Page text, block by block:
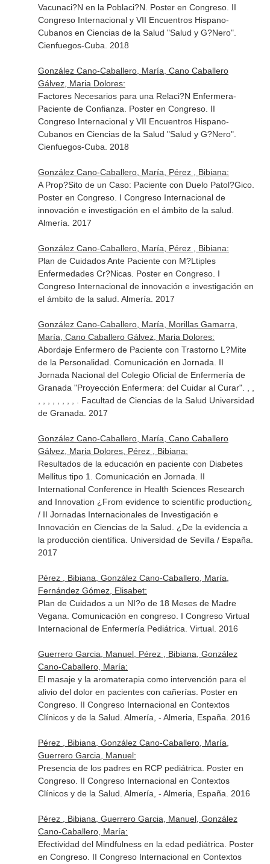
Vacunaci?N en la Poblaci?N. Poster en Congreso. II
Congreso Internacional y VII Encuentros Hispano-
Cubanos en Ciencias de la Salud "Salud y G?Nero".
Cienfuegos-Cuba. 2018
González Cano-Caballero, María, Cano Caballero
Gálvez, Maria Dolores:
Factores Necesarios para una Relaci?N Enfermera-
Paciente de Confianza. Poster en Congreso. II
Congreso Internacional y VII Encuentros Hispano-
Cubanos en Ciencias de la Salud "Salud y G?Nero".
Cienfuegos-Cuba. 2018
González Cano-Caballero, María, Pérez , Bibiana:
A Prop?Sito de un Caso: Paciente con Duelo Patol?Gico.
Poster en Congreso. I Congreso Internacional de
innovación e investigación en el ámbito de la salud.
Almería. 2017
González Cano-Caballero, María, Pérez , Bibiana:
Plan de Cuidados Ante Paciente con M?Ltiples
Enfermedades Cr?Nicas. Poster en Congreso. I
Congreso Internacional de innovación e investigación en
el ámbito de la salud. Almería. 2017
González Cano-Caballero, María, Morillas Gamarra,
María, Cano Caballero Gálvez, Maria Dolores:
Abordaje Enfermero de Paciente con Trastorno L?Mite
de la Personalidad. Comunicación en Jornada. II
Jornada Nacional del Colegio Oficial de Enfermería de
Granada "Proyección Enfermera: del Cuidar al Curar". , ,
, , , , , , , , . Facultad de Ciencias de la Salud Universidad
de Granada. 2017
González Cano-Caballero, María, Cano Caballero
Gálvez, Maria Dolores, Pérez , Bibiana:
Resultados de la educación en paciente con Diabetes
Mellitus tipo 1. Comunicación en Jornada. II
International Conference in Health Sciences Research
and Innovation ¿From evidence to scientific production¿
/ II Jornadas Internacionales de Investigación e
Innovación en Ciencias de la Salud. ¿De la evidencia a
la producción científica. Universidad de Sevilla / España.
2017
Pérez , Bibiana, González Cano-Caballero, María,
Fernández Gómez, Elisabet:
Plan de Cuidados a un NI?o de 18 Meses de Madre
Vegana. Comunicación en congreso. I Congreso Virtual
Internacional de Enfermería Pediátrica. Virtual. 2016
Guerrero Garcia, Manuel, Pérez , Bibiana, González
Cano-Caballero, María:
El masaje y la aromaterapia como intervención para el
alivio del dolor en pacientes con cañerías. Poster en
Congreso. II Congreso Internacional en Contextos
Clínicos y de la Salud. Almería, - Almeria, España. 2016
Pérez , Bibiana, González Cano-Caballero, María,
Guerrero Garcia, Manuel:
Presencia de los padres en RCP pediátrica. Poster en
Congreso. II Congreso Internacional en Contextos
Clínicos y de la Salud. Almería, - Almeria, España. 2016
Pérez , Bibiana, Guerrero Garcia, Manuel, González
Cano-Caballero, María:
Efectividad del Mindfulness en la edad pediátrica. Poster
en Congreso. II Congreso Internacional en Contextos